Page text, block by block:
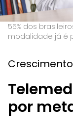
55% dos
modalidade já é
por